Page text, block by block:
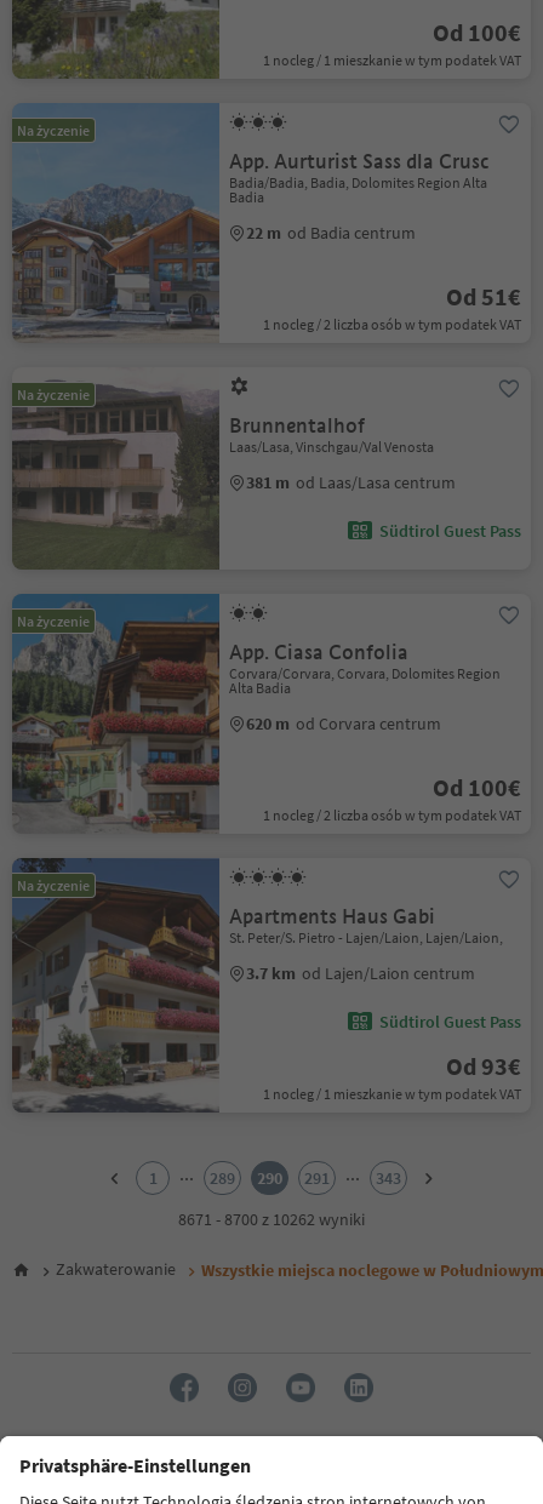
Od 100€
1 nocleg / 1 mieszkanie w tym podatek VAT
Na życzenie
App. Aurturist Sass dla Crusc
Badia/Badia, Badia, Dolomites Region Alta
Badia
22 m od Badia centrum
Od 51€
1 nocleg / 2 liczba osób w tym podatek VAT
Na życzenie
Brunnentalhof
Laas/Lasa, Vinschgau/Val Venosta
381 m od Laas/Lasa centrum
Südtirol Guest Pass
Na życzenie
App. Ciasa Confolia
Corvara/Corvara, Corvara, Dolomites Region
Alta Badia
620 m od Corvara centrum
Od 100€
1 nocleg / 2 liczba osób w tym podatek VAT
Na życzenie
Apartments Haus Gabi
St. Peter/S. Pietro - Lajen/Laion, Lajen/Laion,
3.7 km od Lajen/Laion centrum
Südtirol Guest Pass
Od 93€
1 nocleg / 1 mieszkanie w tym podatek VAT
6
13
14
1 ... 289 290 291 ...
343
8671 - 8700 z 10262 wyniki
Zakwaterowanie Wszystkie miejsca noclegowe w
Język: Polski